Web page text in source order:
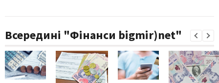
Всередині "Фінанси bigmir)net"